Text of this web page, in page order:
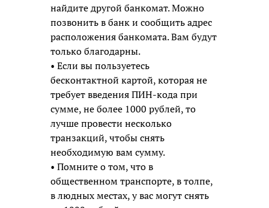
найдите другой банкомат. Можно
позвонить в банк и сообщить адрес
расположения банкомата. Вам будут
только благодарны.
• Если вы пользуетесь
бесконтактной картой, которая не
требует введения ПИН-кода при
сумме, не более 1000 рублей, то
лучше провести несколько
транзакций, чтобы снять
необходимую вам сумму.
• Помните о том, что в
общественном транспорте, в толпе,
в людных местах, у вас могут снять